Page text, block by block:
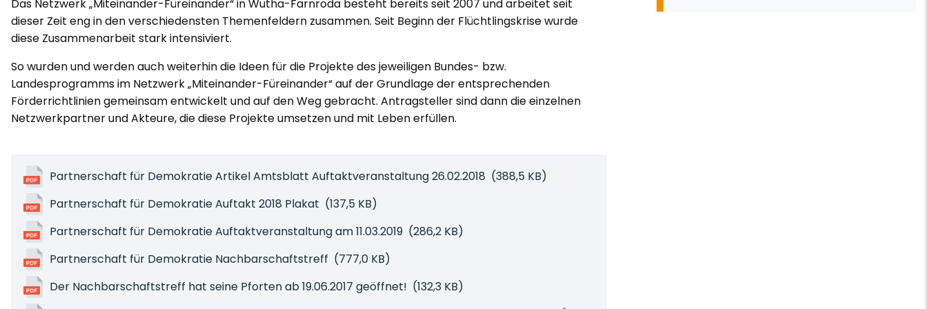
Das Netzwerk „Miteinander-Füreinander“ in Wutha-Farnroda besteht bereits seit 2007 und arbeitet seit
dieser Zeit eng in den verschiedensten Themenfeldern zusammen. Seit Beginn der Flüchtlingskrise wurde
diese Zusammenarbeit stark intensiviert.
So wurden und werden auch weiterhin die Ideen für die Projekte des jeweiligen Bundes- bzw.
Landesprogramms im Netzwerk „Miteinander-Füreinander“ auf der Grundlage der entsprechenden
Förderrichtlinien gemeinsam entwickelt und auf den Weg gebracht. Antragsteller sind dann die einzelnen
Netzwerkpartner und Akteure, die diese Projekte umsetzen und mit Leben erfüllen.
Partnerschaft für Demokratie Artikel Amtsblatt Auftaktveranstaltung 26.02.2018 (388,5 KB)
Partnerschaft für Demokratie Auftakt 2018 Plakat (137,5 KB)
Partnerschaft für Demokratie Auftaktveranstaltung am 11.03.2019 (286,2 KB)
Partnerschaft für Demokratie Nachbarschaftstreff (777,0 KB)
Der Nachbarschaftstreff hat seine Pforten ab 19.06.2017 geöffnet! (132,3 KB)